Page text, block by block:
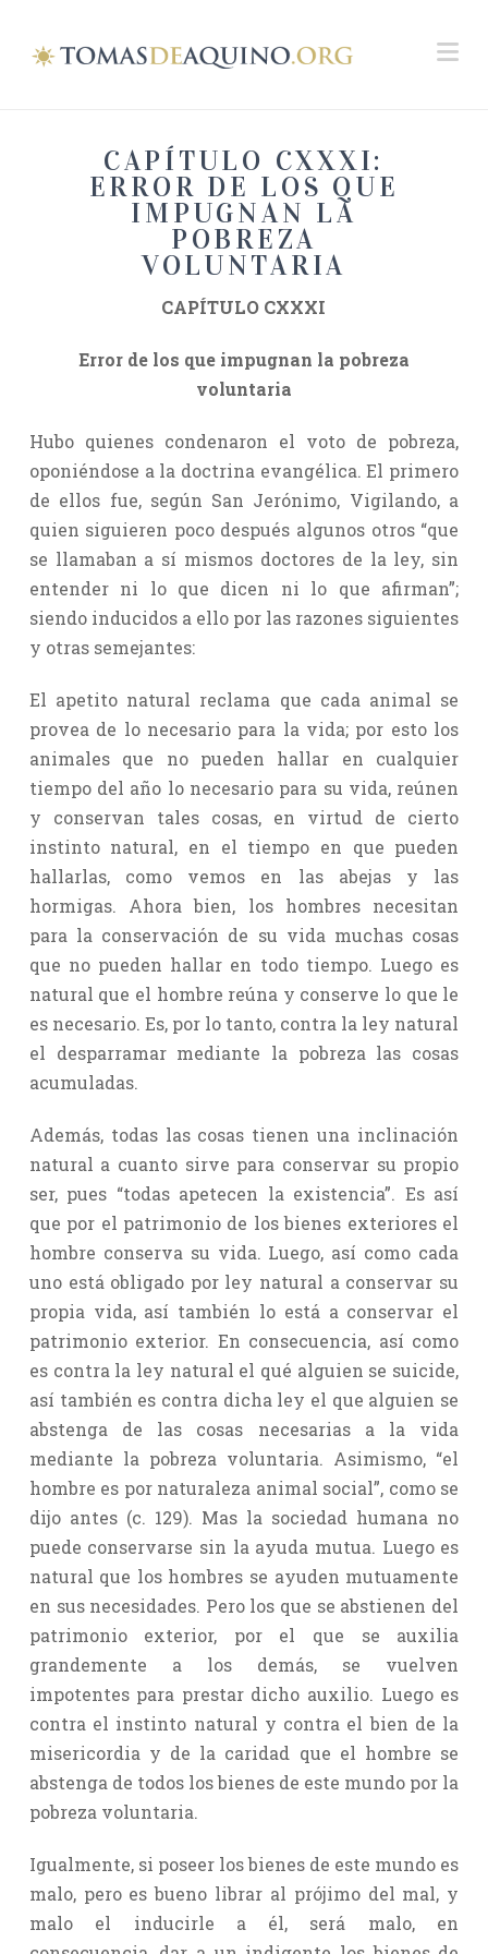
CAPÍTULO CXXXI:
ERROR DE LOS QUE
IMPUGNAN LA
POBREZA
VOLUNTARIA
CAPÍTULO CXXXI
Error de los que impugnan la pobreza
voluntaria
Hubo quienes condenaron el voto de pobreza,
oponiéndose a la doctrina evangélica. El primero
de ellos fue, según San Jerónimo, Vigilando, a
quien siguieren poco después algunos otros “que
se llamaban a sí mismos doctores de la ley, sin
entender ni lo que dicen ni lo que afirman”;
siendo inducidos a ello por las razones siguientes
y otras semejantes:
El apetito natural reclama que cada animal se
provea de lo necesario para la vida; por esto los
animales que no pueden hallar en cualquier
tiempo del año lo necesario para su vida, reúnen
y conservan tales cosas, en virtud de cierto
instinto natural, en el tiempo en que pueden
hallarlas, como vemos en las abejas y las
hormigas. Ahora bien, los hombres necesitan
para la conservación de su vida muchas cosas
que no pueden hallar en todo tiempo. Luego es
natural que el hombre reúna y conserve lo que le
es necesario. Es, por lo tanto, contra la ley natural
el desparramar mediante la pobreza las cosas
acumuladas.
Además, todas las cosas tienen una inclinación
natural a cuanto sirve para conservar su propio
ser, pues “todas apetecen la existencia”. Es así
que por el patrimonio de los bienes exteriores el
hombre conserva su vida. Luego, así como cada
uno está obligado por ley natural a conservar su
propia vida, así también lo está a conservar el
patrimonio exterior. En consecuencia, así como
es contra la ley natural el qué alguien se suicide,
así también es contra dicha ley el que alguien se
abstenga de las cosas necesarias a la vida
mediante la pobreza voluntaria. Asimismo, “el
hombre es por naturaleza animal social”, como se
dijo antes (c. 129). Mas la sociedad humana no
puede conservarse sin la ayuda mutua. Luego es
natural que los hombres se ayuden mutuamente
en sus necesidades. Pero los que se abstienen del
patrimonio exterior, por el que se auxilia
grandemente a los demás, se vuelven
impotentes para prestar dicho auxilio. Luego es
contra el instinto natural y contra el bien de la
misericordia y de la caridad que el hombre se
abstenga de todos los bienes de este mundo por la
pobreza voluntaria.
Igualmente, si poseer los bienes de este mundo es
malo, pero es bueno librar al prójimo del mal, y
malo el inducirle a él, será malo, en